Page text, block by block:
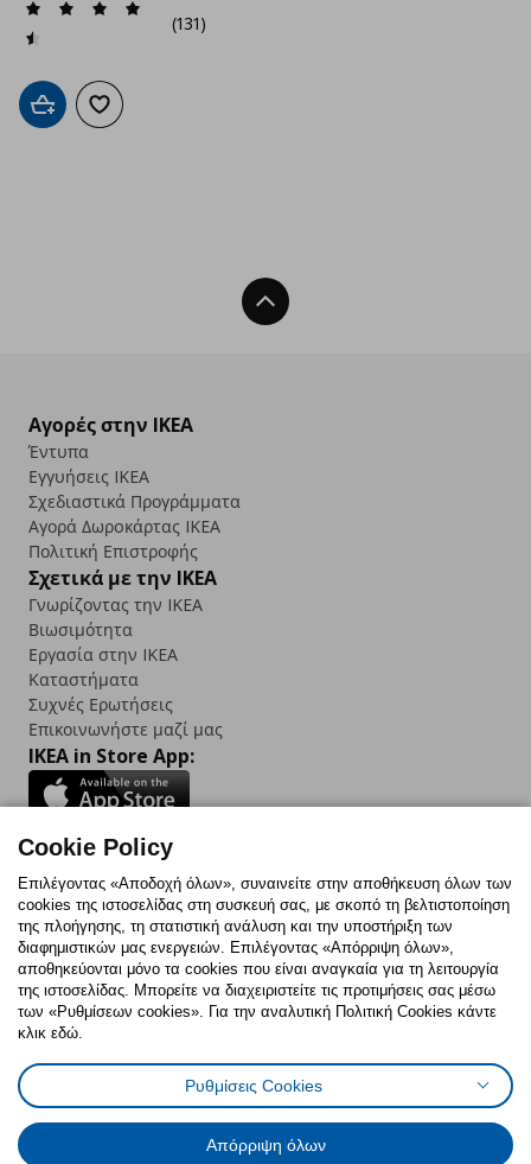
(131)
Προσθήκη στο καλάθι
Προσθήκη στα αγαπημένα
Back To Top
Αγορές στην IKEA
Έντυπα
Εγγυήσεις IKEA
Σχεδιαστικά Προγράμματα
Αγορά Δωρoκάρτας IKEA
Πολιτική Επιστροφής
Σχετικά με την IKEA
Γνωρίζοντας την IKEA
Βιωσιμότητα
Εργασία στην IKEA
Καταστήματα
Συχνές Ερωτήσεις
Επικοινωνήστε μαζί μας
IKEA in Store App:
Follow us:
FacebookInstagram
TikTokYoutubePinterestTwitter
Πολιτική CookiesΔήλωση ψηφιακής προσβασιμότητας
Ρυθμίσεις cookiesΌροι Χρήσης
Γενική Πολιτική Προσωπικών Δεδομένων
Πολιτική Προσωπικών Δεδομένων για ΙΚΕΑ.gr
Cookie Policy
Επιλέγοντας «Αποδοχή όλων», συναινείτε στην αποθήκευση όλων των
cookies της ιστοσελίδας στη συσκευή σας, με σκοπό τη βελτιστοποίηση
της πλοήγησης, τη στατιστική ανάλυση και την υποστήριξη των
διαφημιστικών μας ενεργειών. Επιλέγοντας «Απόρριψη όλων»,
αποθηκεύονται μόνο τα cookies που είναι αναγκαία για τη λειτουργία
της ιστοσελίδας. Μπορείτε να διαχειριστείτε τις προτιμήσεις σας μέσω
των «Ρυθμίσεων cookies». Για την αναλυτική Πολιτική Cookies κάντε
κλικ εδώ.
Ρυθμίσεις Cookies
Απόρριψη όλων